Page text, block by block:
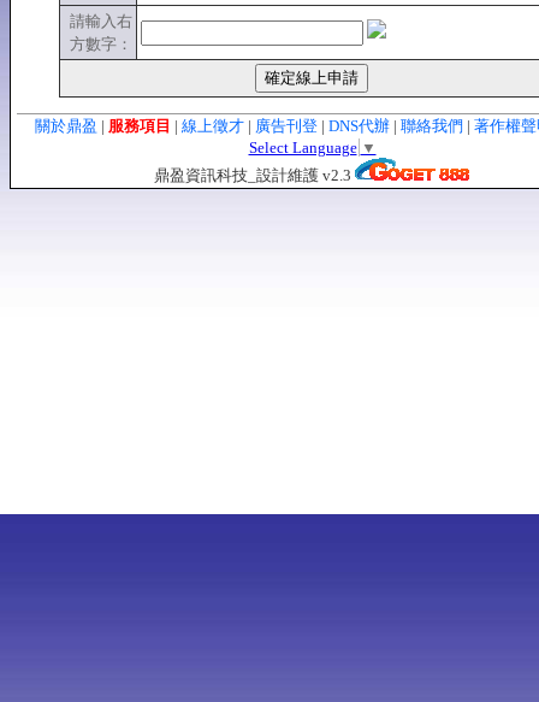
請輸入右
方數字：
關於鼎盈 | 服務項目 | 線上徵才 | 廣告刊登 | DNS代辦 | 聯絡我們 | 著作
Select Language ▼
鼎盈資訊科技_設計維護 v2.3